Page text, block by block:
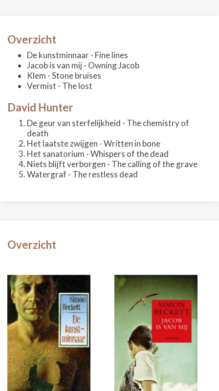
Overzicht
De kunstminnaar - Fine lines
Jacob is van mij - Owning Jacob
Klem - Stone bruises
Vermist - The lost
David Hunter
De geur van sterfelijkheid - The chemistry of
death
Het laatste zwijgen - Written in bone
Het sanatorium - Whispers of the dead
Niets blijft verborgen - The calling of the grave
Watergraf - The restless dead
Overzicht